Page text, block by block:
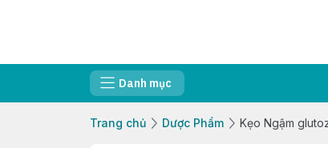
Danh mục
Trang chủ Dược Phẩm Kẹo Ngậm